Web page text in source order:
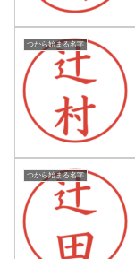
つから始まる名字
つから始まる名字